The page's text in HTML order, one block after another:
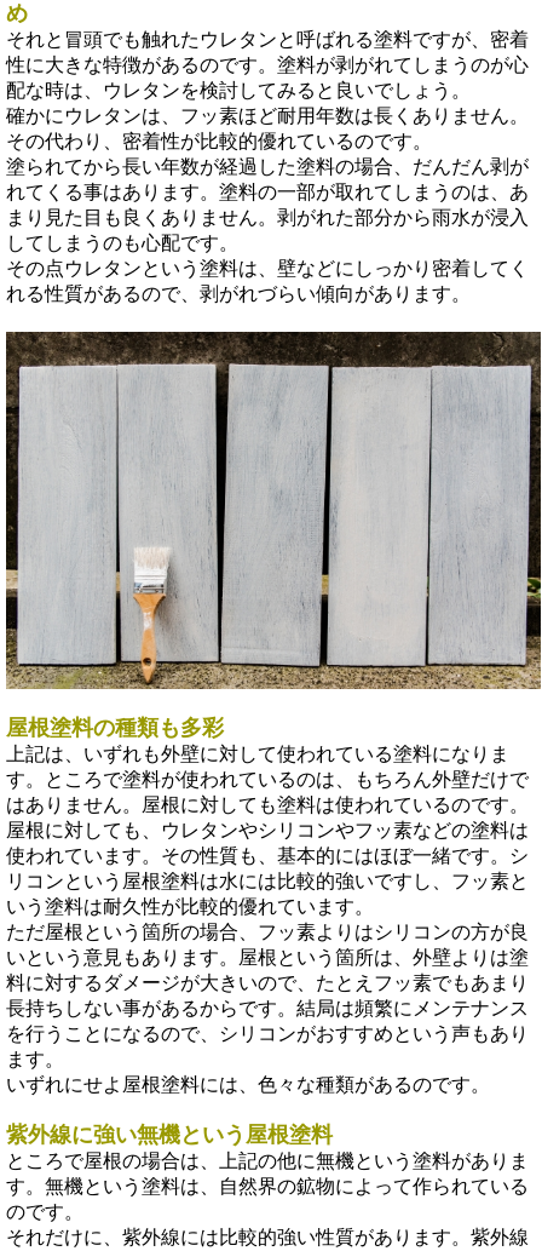
め
それと冒頭でも触れたウレタンと呼ばれる塗料ですが、密着
性に大きな特徴があるのです。塗料が剥がれてしまうのが心
配な時は、ウレタンを検討してみると良いでしょう。
確かにウレタンは、フッ素ほど耐用年数は長くありません。
その代わり、密着性が比較的優れているのです。
塗られてから長い年数が経過した塗料の場合、だんだん剥が
れてくる事はあります。塗料の一部が取れてしまうのは、あ
まり見た目も良くありません。剥がれた部分から雨水が浸入
してしまうのも心配です。
その点ウレタンという塗料は、壁などにしっかり密着してく
れる性質があるので、剥がれづらい傾向があります。
屋根塗料の種類も多彩
上記は、いずれも外壁に対して使われている塗料になりま
す。ところで塗料が使われているのは、もちろん外壁だけで
はありません。屋根に対しても塗料は使われているのです。
屋根に対しても、ウレタンやシリコンやフッ素などの塗料は
使われています。その性質も、基本的にはほぼ一緒です。シ
リコンという屋根塗料は水には比較的強いですし、フッ素と
いう塗料は耐久性が比較的優れています。
ただ屋根という箇所の場合、フッ素よりはシリコンの方が良
いという意見もあります。屋根という箇所は、外壁よりは塗
料に対するダメージが大きいので、たとえフッ素でもあまり
長持ちしない事があるからです。結局は頻繁にメンテナンス
を行うことになるので、シリコンがおすすめという声もあり
ます。
いずれにせよ屋根塗料には、色々な種類があるのです。
紫外線に強い無機という屋根塗料
ところで屋根の場合は、上記の他に無機という塗料がありま
す。無機という塗料は、自然界の鉱物によって作られている
のです。
それだけに、紫外線には比較的強い性質があります。紫外線